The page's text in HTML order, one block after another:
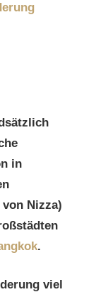
in
Nizza)
.
viel